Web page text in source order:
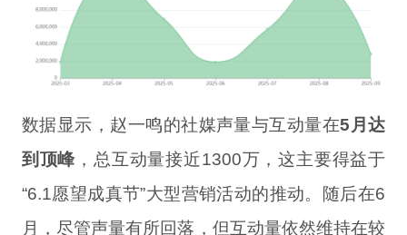
数据显示，赵一鸣的社媒声量与互动量在5月达
到顶峰 ，总互动量接近1300万，这主要得益于
“6.1愿望成真节”大型营销活动的推动。随后在6
月，尽管声量有所回落，但互动量依然维持在较